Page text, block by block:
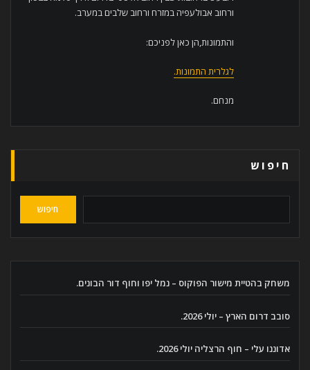
ורחוב אבולעפיה במזרח ורחוב שלבים במערב.
והתמונות,הן כאן לפניכם:
לגלרית התמונות.
מנחם.
חיפוש
חיפוש
משחק בהטיית מישור הפוקוס – נמל יפו וחוף דור הבונים.
סובב דרום הארץ – יולי 2026.
אדוננו עלי – חוף הרצליה יולי 2026.